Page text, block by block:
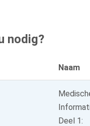
nodig?
Naam
Deel 1: